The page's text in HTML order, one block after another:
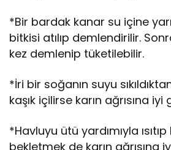
*Bir bardak kanar su içine
bitkisi atılıp demlendirilir.
kez demlenip tüketilebilir.
*İri bir soğanın suyu
kaşık içilirse karın ağrısına iyi
*Havluyu ütü yardımıyla
bekletmek de karın ağrısına